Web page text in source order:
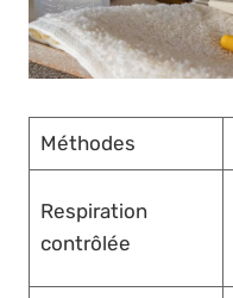
Méthodes
Respiration
contrôlée